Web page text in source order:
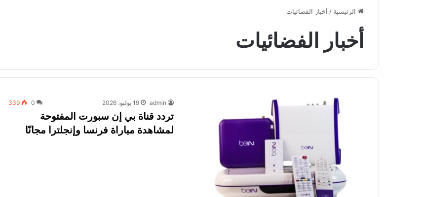
الرئيسية / أخبار الفضائيات
أخبار الفضائيات
admin 19 يوليو، 2026 0
339
تردد قناة بي إن سبورت المفتوحة
لمشاهدة مباراة فرنسا وإنجلترا مجانًا